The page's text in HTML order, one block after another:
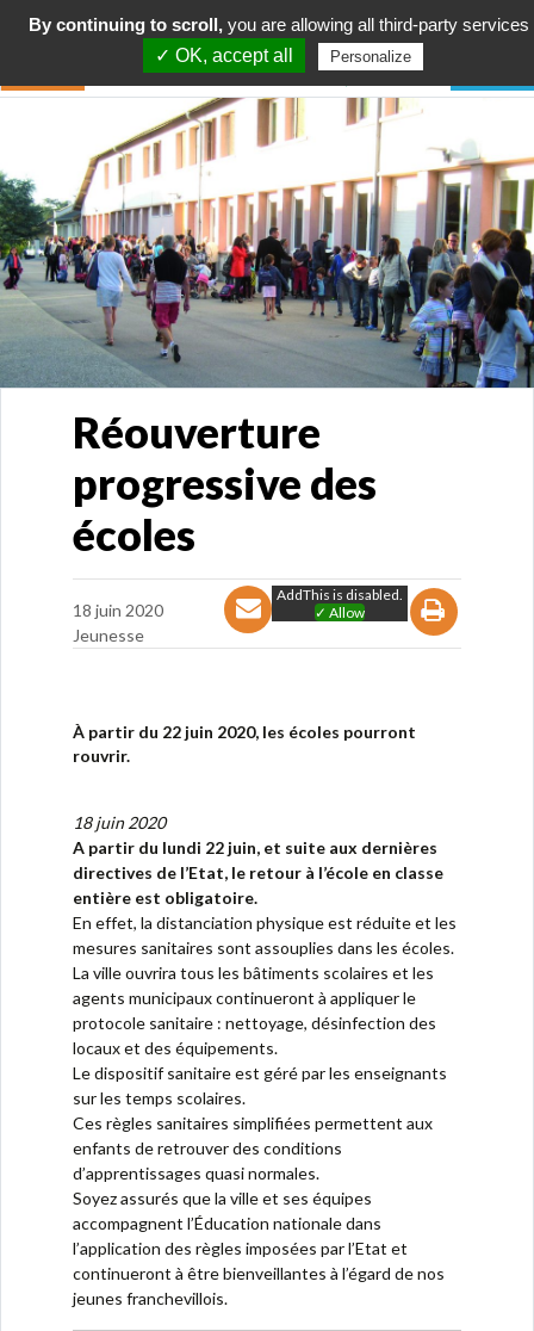
Réouverture
progressive des
écoles
18 juin 2020
Jeunesse
AddThis is disabled.
✓ Allow
À partir du 22 juin 2020, les écoles pourront
rouvrir.
18 juin 2020
A partir du lundi 22 juin, et suite aux dernières
directives de l’Etat, le retour à l’école en classe
entière est obligatoire.
En effet, la distanciation physique est réduite et les
mesures sanitaires sont assouplies dans les écoles.
La ville ouvrira tous les bâtiments scolaires et les
agents municipaux continueront à appliquer le
protocole sanitaire : nettoyage, désinfection des
locaux et des équipements.
Le dispositif sanitaire est géré par les enseignants
sur les temps scolaires.
Ces règles sanitaires simplifiées permettent aux
enfants de retrouver des conditions
d’apprentissages quasi normales.
Soyez assurés que la ville et ses équipes
accompagnent l’Éducation nationale dans
l’application des règles imposées par l’Etat et
continueront à être bienveillantes à l’égard de nos
jeunes franchevillois.
By continuing to scroll, you are allowing all third-party services
✓ OK, accept all
Personalize